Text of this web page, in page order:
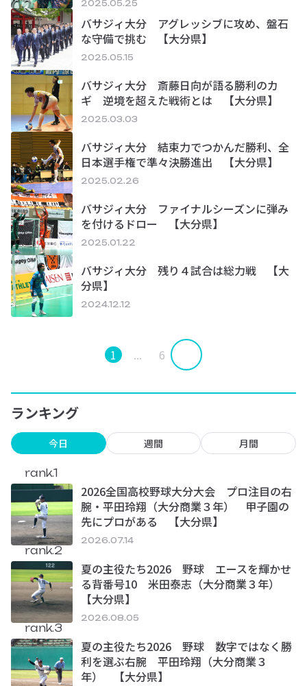
2025.05.25
バサジィ大分 アグレッシブに攻め、盤石
な守備で挑む 【大分県】
2025.05.15
バサジィ大分 斎藤日向が語る勝利のカ
ギ 逆境を超えた戦術とは 【大分県】
2025.03.03
バサジィ大分 結束力でつかんだ勝利、全
日本選手権で準々決勝進出 【大分県】
2025.02.26
バサジィ大分 ファイナルシーズンに弾み
を付けるドロー 【大分県】
2025.01.22
バサジィ大分 残り４試合は総力戦 【大
分県】
2024.12.12
1 ... 6
ランキング
今日 週間 月間
rank.1
2026全国高校野球大分大会 プロ注目の右
腕・平田玲翔（大分商業３年） 甲子園の
先にプロがある 【大分県】
2026.07.14
rank.2
夏の主役たち2026 野球 エースを輝かせ
る背番号10 米田泰志（大分商業３年）
【大分県】
2026.08.05
rank.3
夏の主役たち2026 野球 数字ではなく勝
利を選ぶ右腕 平田玲翔（大分商業３
年） 【大分県】